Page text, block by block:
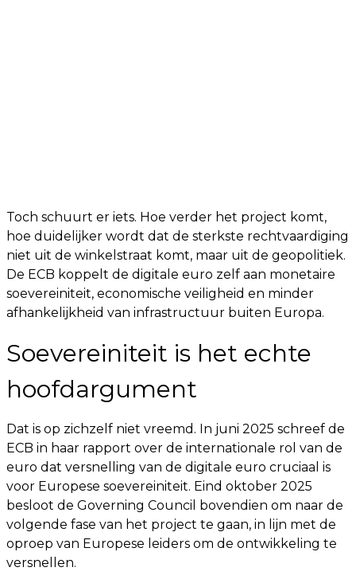
Toch schuurt er iets. Hoe verder het project komt,
hoe duidelijker wordt dat de sterkste rechtvaardiging
niet uit de winkelstraat komt, maar uit de geopolitiek.
De ECB koppelt de digitale euro zelf aan monetaire
soevereiniteit, economische veiligheid en minder
afhankelijkheid van infrastructuur buiten Europa.
Soevereiniteit is het echte
hoofdargument
Dat is op zichzelf niet vreemd. In juni 2025 schreef de
ECB in haar rapport over de internationale rol van de
euro dat versnelling van de digitale euro cruciaal is
voor Europese soevereiniteit. Eind oktober 2025
besloot de Governing Council bovendien om naar de
volgende fase van het project te gaan, in lijn met de
oproep van Europese leiders om de ontwikkeling te
versnellen.